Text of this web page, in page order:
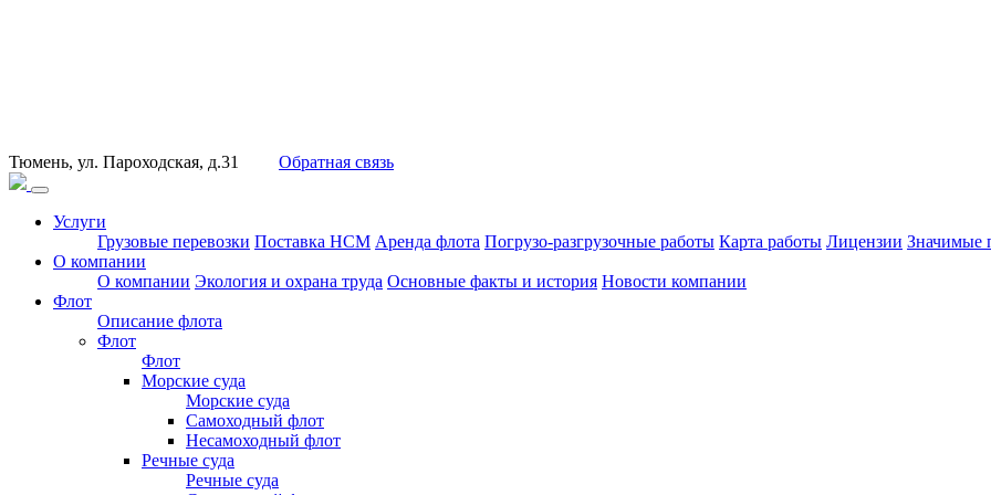
Тюмень, ул. Пароходская, д.31 Обратная связь
Услуги
Грузовые перевозки Поставка НСМ Аренда флота Погрузо-разгрузочные работы Карта работы Лицензии Значимые
О компании
О компании Экология и охрана труда Основные факты и история Новости компании
Флот
Описание флота
Флот
Флот
Морские суда
Морские суда
Самоходный флот
Несамоходный флот
Речные суда
Речные суда